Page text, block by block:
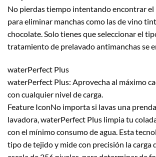
No pierdas tiempo intentando encontrar
para eliminar manchas como las de vino
chocolate. Solo tienes que seleccionar el
tratamiento de prelavado antimanchas se
waterPerfect Plus
waterPerfect Plus: Aprovecha al máximo
con cualquier nivel de carga.
Feature IconNo importa si lavas una
lavadora, waterPerfect Plus limpia tu
con el mínimo consumo de agua. Esta
tipo de tejido y mide con precisión la carga